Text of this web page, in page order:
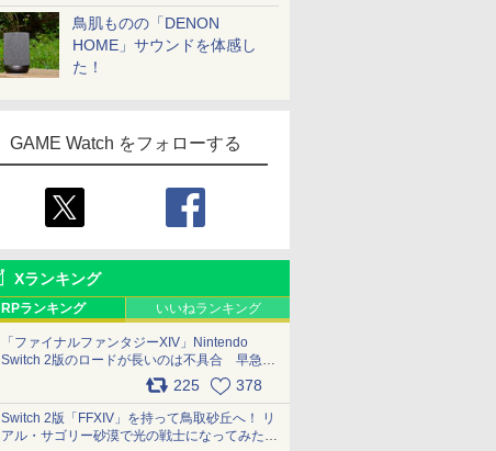
鳥肌ものの「DENON
HOME」サウンドを体感し
た！
GAME Watch をフォローする
Xランキング
RPランキング いいねランキング
「ファイナルファンタジーXIV」Nintendo
Switch 2版のロードが長いのは不具合 早急に
アップデートできるよう対応中225 378
Switch 2版「FFXIV」を持って鳥取砂丘へ！ リ
アル・サゴリー砂漠で光の戦士になってみた